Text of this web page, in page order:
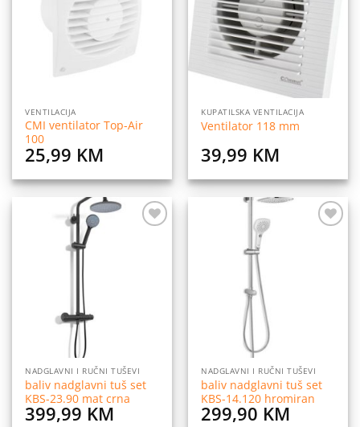
VENTILACIJA
CMI ventilator Top-Air
100
25,99 KM
KUPATILSKA VENTILACIJA
Ventilator 118 mm
39,99 KM
NADGLAVNI I RUČNI TUŠEVI
baliv nadglavni tuš set
KBS-23.90 mat crna
399,99 KM
NADGLAVNI I RUČNI TUŠEVI
baliv nadglavni tuš set
KBS-14.120 hromiran
299,90 KM